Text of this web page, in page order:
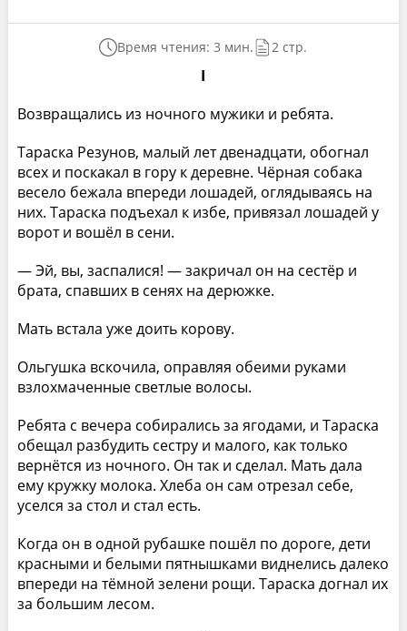
Время чтения: 3 мин. 2 стр.
I
Возвращались из ночного мужики и ребята.
Тараска Резунов, малый лет двенадцати, обогнал
всех и поскакал в гору к деревне. Чёрная собака
весело бежала впереди лошадей, оглядываясь на
них. Тараска подъехал к избе, привязал лошадей у
ворот и вошёл в сени.
— Эй, вы, заспалися! — закричал он на сестёр и
брата, спавших в сенях на дерюжке.
Мать встала уже доить корову.
Ольгушка вскочила, оправляя обеими руками
взлохмаченные светлые волосы.
Ребята с вечера собирались за ягодами, и Тараска
обещал разбудить сестру и малого, как только
вернётся из ночного. Он так и сделал. Мать дала
ему кружку молока. Хлеба он сам отрезал себе,
уселся за стол и стал есть.
Когда он в одной рубашке пошёл по дороге, дети
красными и белыми пятнышками виднелись далеко
впереди на тёмной зелени рощи. Тараска догнал их
за большим лесом.